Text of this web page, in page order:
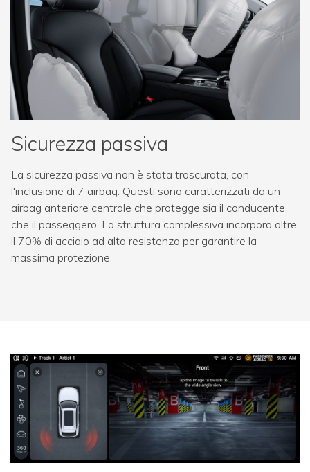
Sicurezza passiva
La sicurezza passiva non è stata trascurata, con
l'inclusione di 7 airbag. Questi sono caratterizzati da un
airbag anteriore centrale che protegge sia il conducente
che il passeggero. La struttura complessiva incorpora oltre
il 70% di acciaio ad alta resistenza per garantire la
massima protezione.